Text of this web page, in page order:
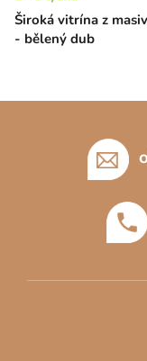
Široká vitrína z
- bělený dub